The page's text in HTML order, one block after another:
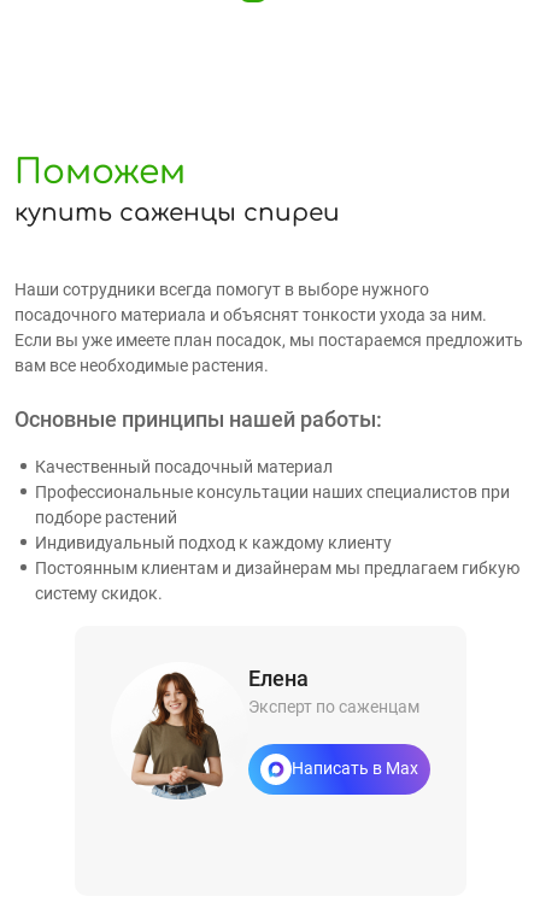
Поможем
купить саженцы спиреи
Наши сотрудники всегда помогут в выборе нужного
посадочного материала и объяснят тонкости ухода за ним.
Если вы уже имеете план посадок, мы постараемся предложить
вам все необходимые растения.
Основные принципы нашей работы:
Качественный посадочный материал
Профессиональные консультации наших специалистов при
подборе растений
Индивидуальный подход к каждому клиенту
Постоянным клиентам и дизайнерам мы предлагаем гибкую
систему скидок.
Елена
Эксперт по саженцам
Написать в Max